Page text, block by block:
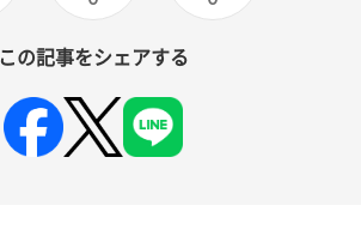
この記事をシェアする